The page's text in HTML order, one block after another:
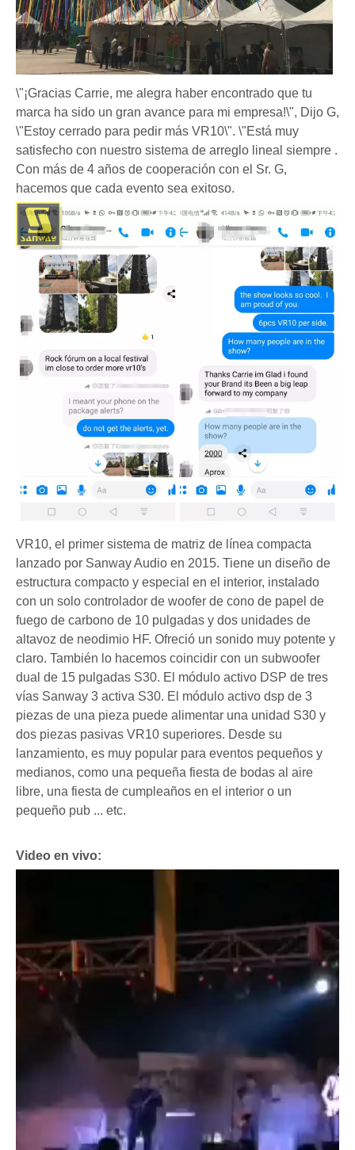
\"¡Gracias Carrie, me alegra haber encontrado que tu
marca ha sido un gran avance para mi empresa!\", Dijo G,
\"Estoy cerrado para pedir más VR10\". \"Está muy
satisfecho con nuestro sistema de arreglo lineal siempre .
Con más de 4 años de cooperación con el Sr. G,
hacemos que cada evento sea exitoso.
VR10, el primer sistema de matriz de línea compacta
lanzado por Sanway Audio en 2015. Tiene un diseño de
estructura compacto y especial en el interior, instalado
con un solo controlador de woofer de cono de papel de
fuego de carbono de 10 pulgadas y dos unidades de
altavoz de neodimio HF. Ofreció un sonido muy potente y
claro. También lo hacemos coincidir con un subwoofer
dual de 15 pulgadas S30. El módulo activo DSP de tres
vías Sanway 3 activa S30. El módulo activo dsp de 3
piezas de una pieza puede alimentar una unidad S30 y
dos piezas pasivas VR10 superiores. Desde su
lanzamiento, es muy popular para eventos pequeños y
medianos, como una pequeña fiesta de bodas al aire
libre, una fiesta de cumpleaños en el interior o un
pequeño pub ... etc.
Video en vivo: